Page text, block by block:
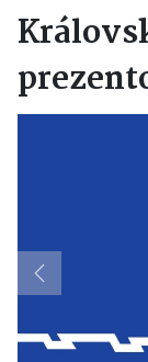
Previous